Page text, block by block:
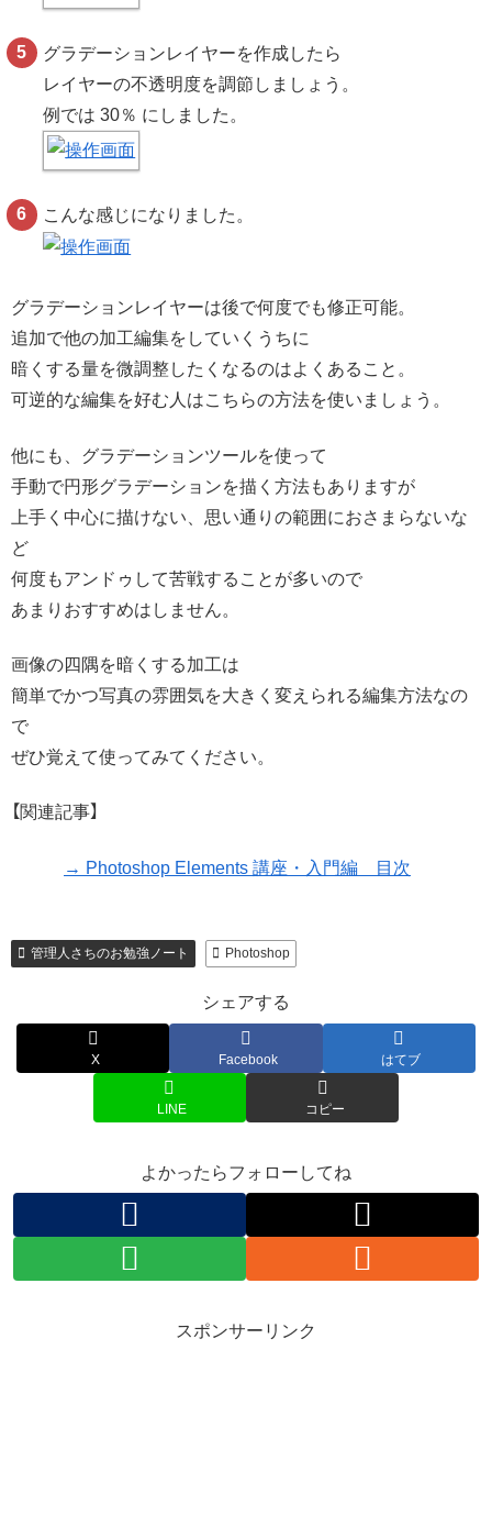
グラデーションレイヤーを作成したら
レイヤーの不透明度を調節しましょう。
例では 30％ にしました。
こんな感じになりました。
グラデーションレイヤーは後で何度でも修正可能。
追加で他の加工編集をしていくうちに
暗くする量を微調整したくなるのはよくあること。
可逆的な編集を好む人はこちらの方法を使いましょう。
他にも、グラデーションツールを使って
手動で円形グラデーションを描く方法もありますが
上手く中心に描けない、思い通りの範囲におさまらないな
ど
何度もアンドゥして苦戦することが多いので
あまりおすすめはしません。
画像の四隅を暗くする加工は
簡単でかつ写真の雰囲気を大きく変えられる編集方法なの
で
ぜひ覚えて使ってみてください。
【関連記事】
→ Photoshop Elements 講座・入門編 目次
管理人さちのお勉強ノート Photoshop
シェアする
X Facebook はてブ
LINE コピー
よかったらフォローしてね
スポンサーリンク